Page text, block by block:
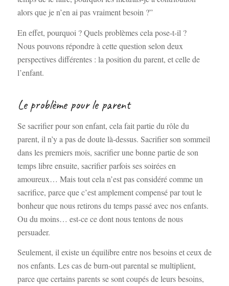
alors que je n’en ai pas vraiment besoin ?”
En effet, pourquoi ? Quels problèmes cela pose-t-il ?
Nous pouvons répondre à cette question selon deux
perspectives différentes : la position du parent, et celle de
l’enfant.
Le problème pour le parent
Se sacrifier pour son enfant, cela fait partie du rôle du
parent, il n’y a pas de doute là-dessus. Sacrifier son sommeil
dans les premiers mois, sacrifier une bonne partie de son
temps libre ensuite, sacrifier parfois ses soirées en
amoureux… Mais tout cela n’est pas considéré comme un
sacrifice, parce que c’est amplement compensé par tout le
bonheur que nous retirons du temps passé avec nos enfants.
Ou du moins… est-ce ce dont nous tentons de nous
persuader.
Seulement, il existe un équilibre entre nos besoins et ceux de
nos enfants. Les cas de burn-out parental se multiplient,
parce que certains parents se sont coupés de leurs besoins,